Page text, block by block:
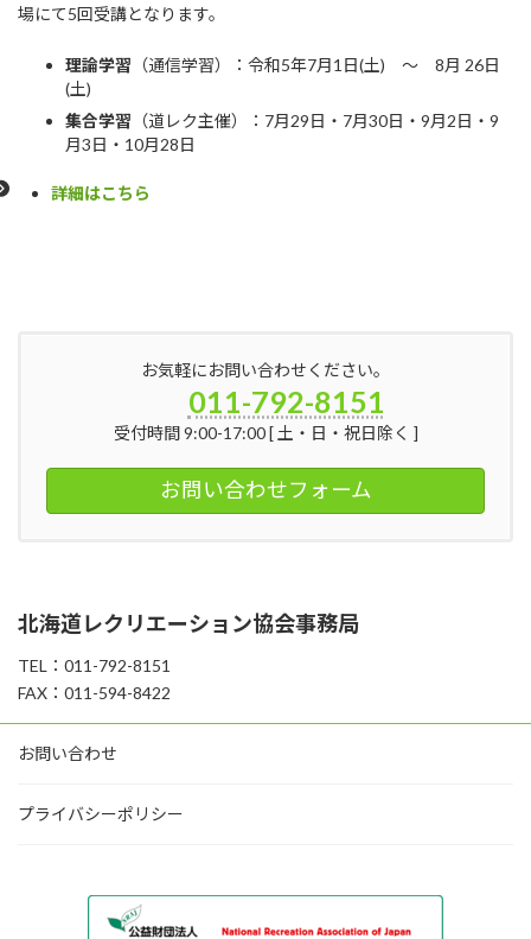
場にて5回受講となります。
理論学習 （通信学習）：令和5年7月1日(土) ～ 8月 26日
(土)
集合学習 （道レク主催）：7月29日・7月30日・9月2日・9
月3日・10月28日
詳細はこちら
お気軽にお問い合わせください。
011-792-8151
受付時間 9:00-17:00 [ 土・日・祝日除く ]
お問い合わせフォーム
北海道レクリエーション協会事務局
TEL：011-792-8151
FAX：011-594-8422
お問い合わせ
プライバシーポリシー